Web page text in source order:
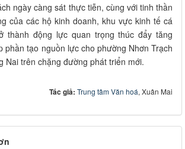
ngày càng sát thực tiễn, cùng với tinh thần
của các hộ kinh doanh, khu vực kinh tế cá
thành động lực quan trọng thúc đẩy tăng
phần tạo nguồn lực cho phường Nhơn Trạch
Nai trên chặng đường phát triển mới.
Tác giả: Trung tâm Văn hoá, Xuân Mai